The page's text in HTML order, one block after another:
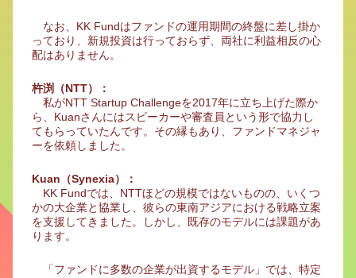
なお、KK Fundはファンドの運用期間の終盤に差し掛か
っており、新規投資は行っておらず、両社に利益相反の心
配はありません。
杵渕（NTT）：
私がNTT Startup Challengeを2017年に立ち上げた際か
ら、Kuanさんにはスピーカーや審査員という形で協力し
てもらっていたんです。その縁もあり、ファンドマネジャ
ーを依頼しました。
Kuan（Synexia）：
KK Fundでは、NTTほどの規模ではないものの、いくつ
かの大企業と協業し、彼らの東南アジアにおける戦略立案
を支援してきました。しかし、既存のモデルには課題があ
ります。
「ファンドに多数の企業が出資するモデル」では、特定